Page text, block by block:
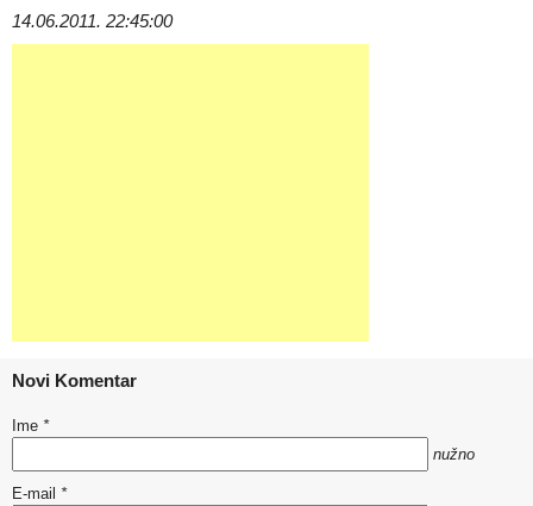
14.06.2011. 22:45:00
Novi Komentar
Ime *
nužno
E-mail *